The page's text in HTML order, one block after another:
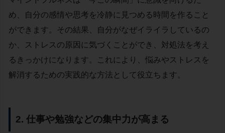
め、自分の感情や思考を冷静に見つめる時間を作ること
ができます。その結果、自分がなぜイライラしているの
か、ストレスの原因に気づくことができ、対処法を考え
るきっかけになります。これにより、悩みやストレスを
解消するための実践的な方法として役立ちます。
2. 仕事や勉強などの集中力が高まる